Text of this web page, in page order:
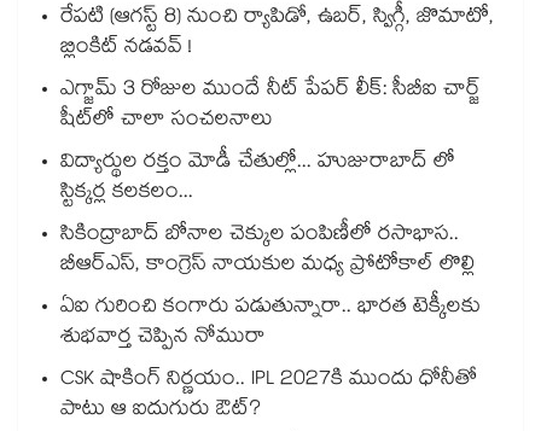
రేపటి (ఆగస్ట్ 8) నుంచి ర్యాపిడో, ఉబర్, స్విగ్గీ, జొమాటో,
బ్లింకిట్ నడవవ్ !
ఎగ్జామ్ 3 రోజుల ముందే నీట్ పేపర్ లీక్: సీబీఐ చార్జ్
షీట్‎లో చాలా సంచలనాలు
విద్యార్థుల రక్తం మోడీ చేతుల్లో... హుజురాబాద్ లో
స్టిక్కర్ల కలకలం...
సికింద్రాబాద్ బోనాల చెక్కుల పంపిణీలో రసాభాస..
బీఆర్ఎస్, కాంగ్రెస్ నాయకుల మధ్య ప్రోటోకాల్ లొల్లి
ఏఐ గురించి కంగారు పడుతున్నారా.. భారత టెక్కీలకు
శుభవార్త చెప్పిన నోమురా
CSK షాకింగ్ నిర్ణయం.. IPL 2027కి ముందు ధోనీతో
పాటు ఆ ఐదుగురు ఔట్?